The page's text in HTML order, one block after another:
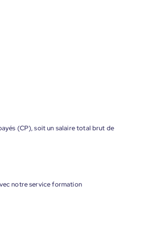
(CP), soit un salaire total brut de
notre service formation